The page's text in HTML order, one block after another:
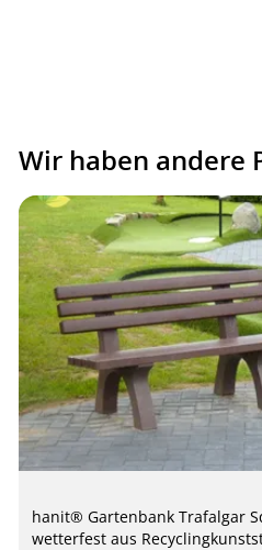
Wir haben andere
hanit® Gartenbank Trafalgar
wetterfest aus